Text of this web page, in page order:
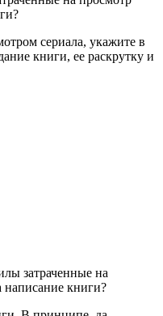
сериала, укажите в
книги, ее раскрутку и
затраченные на
написание книги?